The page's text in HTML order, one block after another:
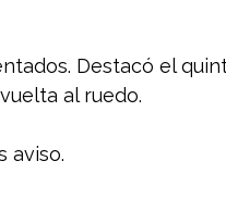
Destacó el
al ruedo.
aviso.